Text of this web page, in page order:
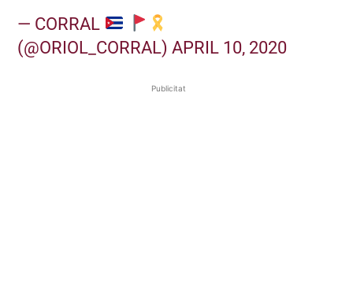
— CORRAL
(@ORIOL_CORRAL)APRIL 10, 2020
Publicitat